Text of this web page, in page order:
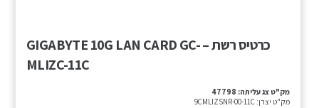
כרטיס רשת – GIGABYTE 10G LAN CARD GC-
MLIZC-11C
מק"ט צג עליתה: 47798
מק"ט יצרן: 9CMLIZSNR-00-11C